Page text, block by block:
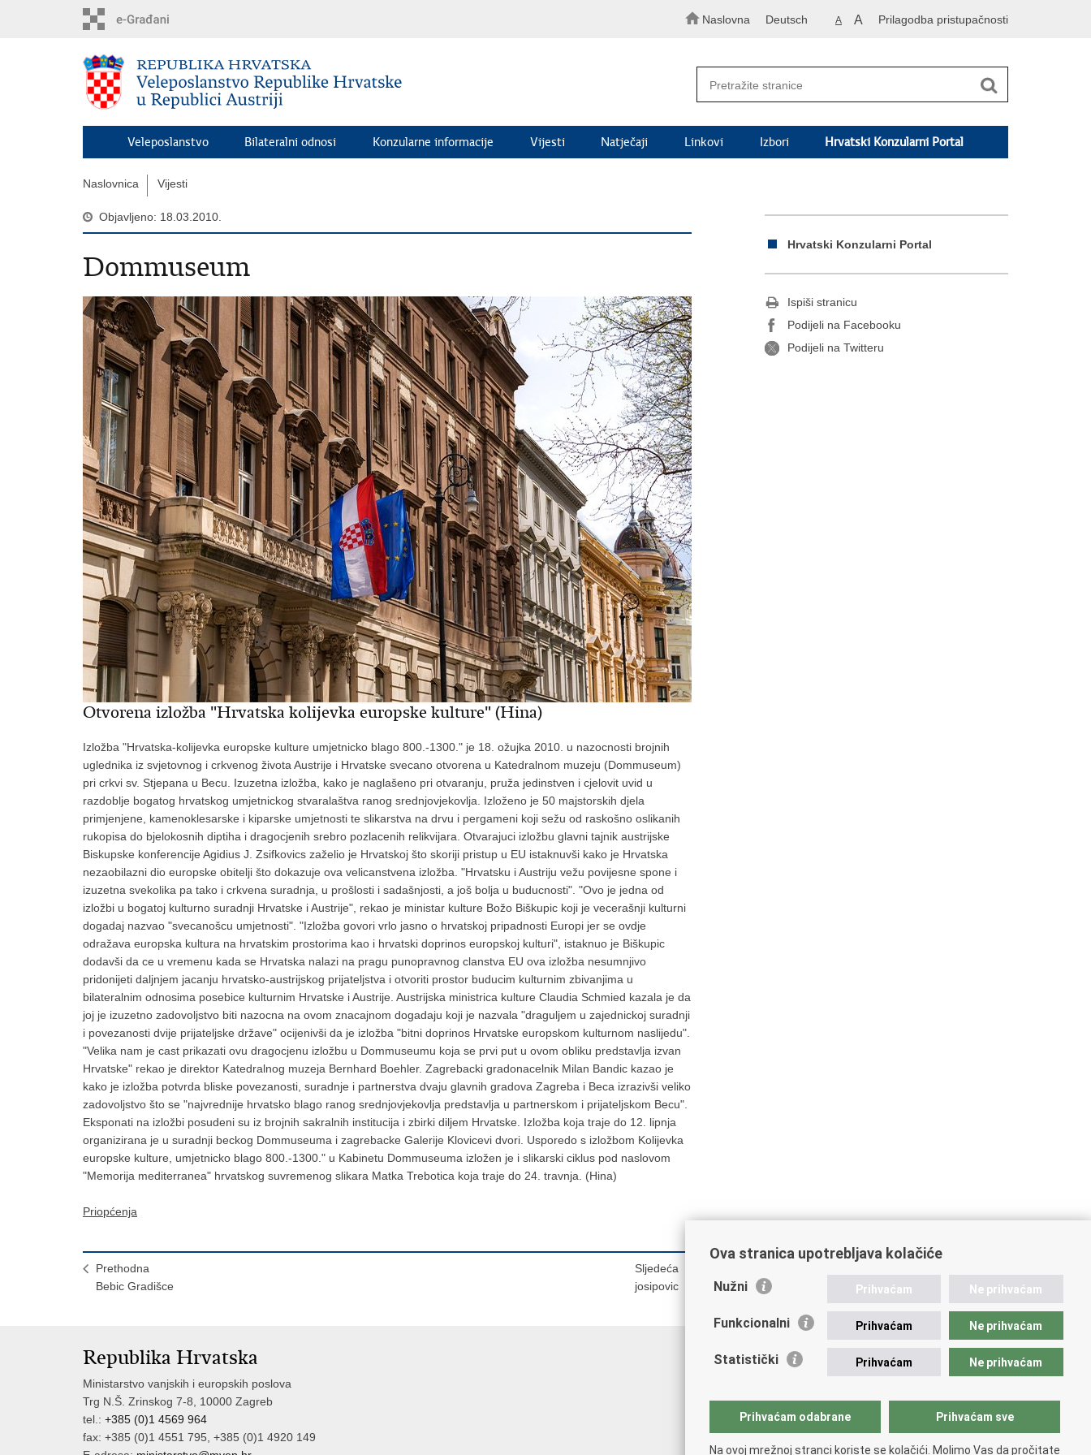
Naslovna Deutsch A A Prilagodba pristupačnosti
Veleposlanstvo Bilateralni odnosi Konzularne informacije Vijesti Natječaji Linkovi Izbori Hrvatski Konzularni Portal
Naslovnica Vijesti
Objavljeno: 18.03.2010.
Dommuseum
Otvorena izložba "Hrvatska kolijevka europske kulture" (Hina)
Izložba "Hrvatska-kolijevka europske kulture umjetnicko blago 800.-1300." je 18. ožujka 2010. u nazocnosti brojnih
uglednika iz svjetovnog i crkvenog života Austrije i Hrvatske svecano otvorena u Katedralnom muzeju (Dommuseum)
pri crkvi sv. Stjepana u Becu. Izuzetna izložba, kako je naglašeno pri otvaranju, pruža jedinstven i cjelovit uvid u
razdoblje bogatog hrvatskog umjetnickog stvaralaštva ranog srednjovjekovlja. Izloženo je 50 majstorskih djela
primjenjene, kamenoklesarske i kiparske umjetnosti te slikarstva na drvu i pergameni koji sežu od raskošno oslikanih
rukopisa do bjelokosnih diptiha i dragocjenih srebro pozlacenih relikvijara. Otvarajuci izložbu glavni tajnik austrijske
Biskupske konferencije Agidius J. Zsifkovics zaželio je Hrvatskoj što skoriji pristup u EU istaknuvši kako je Hrvatska
nezaobilazni dio europske obitelji što dokazuje ova velicanstvena izložba. "Hrvatsku i Austriju vežu povijesne spone i
izuzetna svekolika pa tako i crkvena suradnja, u prošlosti i sadašnjosti, a još bolja u buducnosti". "Ovo je jedna od
izložbi u bogatoj kulturno suradnji Hrvatske i Austrije", rekao je ministar kulture Božo Biškupic koji je vecerašnji kulturni
dogadaj nazvao "svecanošcu umjetnosti". "Izložba govori vrlo jasno o hrvatskoj pripadnosti Europi jer se ovdje
odražava europska kultura na hrvatskim prostorima kao i hrvatski doprinos europskoj kulturi", istaknuo je Biškupic
dodavši da ce u vremenu kada se Hrvatska nalazi na pragu punopravnog clanstva EU ova izložba nesumnjivo
pridonijeti daljnjem jacanju hrvatsko-austrijskog prijateljstva i otvoriti prostor buducim kulturnim zbivanjima u
bilateralnim odnosima posebice kulturnim Hrvatske i Austrije. Austrijska ministrica kulture Claudia Schmied kazala je da
joj je izuzetno zadovoljstvo biti nazocna na ovom znacajnom dogadaju koji je nazvala "draguljem u zajednickoj suradnji
i povezanosti dvije prijateljske države" ocijenivši da je izložba "bitni doprinos Hrvatske europskom kulturnom naslijedu".
"Velika nam je cast prikazati ovu dragocjenu izložbu u Dommuseumu koja se prvi put u ovom obliku predstavlja izvan
Hrvatske" rekao je direktor Katedralnog muzeja Bernhard Boehler. Zagrebacki gradonacelnik Milan Bandic kazao je
kako je izložba potvrda bliske povezanosti, suradnje i partnerstva dvaju glavnih gradova Zagreba i Beca izrazivši veliko
zadovoljstvo što se "najvrednije hrvatsko blago ranog srednjovjekovlja predstavlja u partnerskom i prijateljskom Becu".
Eksponati na izložbi posudeni su iz brojnih sakralnih institucija i zbirki diljem Hrvatske. Izložba koja traje do 12. lipnja
organizirana je u suradnji beckog Dommuseuma i zagrebacke Galerije Klovicevi dvori. Usporedo s izložbom Kolijevka
europske kulture, umjetnicko blago 800.-1300." u Kabinetu Dommuseuma izložen je i slikarski ciklus pod naslovom
"Memorija mediterranea" hrvatskog suvremenog slikara Matka Trebotica koja traje do 24. travnja. (Hina)
Priopćenja
Prethodna
Bebic Gradišce
Sljedeća
josipovic
Hrvatski Konzularni Portal
Ispiši stranicu
Podijeli na Facebooku
Podijeli na Twitteru
Republika Hrvatska
Ministarstvo vanjskih i europskih poslova
Trg N.Š. Zrinskog 7-8, 10000 Zagreb
tel.: +385 (0)1 4569 964
fax: +385 (0)1 4551 795, +385 (0)1 4920 149
Ova stranica upotrebljava kolačiće
Nužni Prihvaćam Ne prihvaćam
Funkcionalni Prihvaćam Ne prihvaćam
Statistički Prihvaćam Ne prihvaćam
Prihvaćam odabrane Prihvaćam sve
Na ovoj mrežnoj stranci koriste se kolačići. Molimo Vas da pročitate